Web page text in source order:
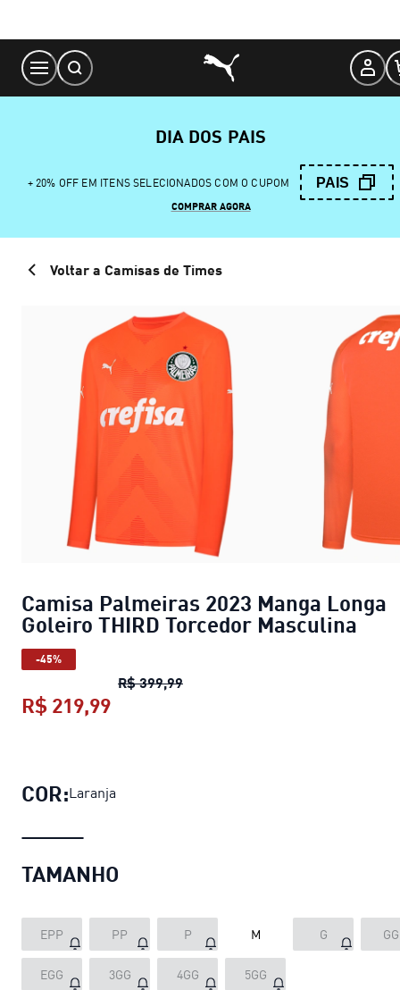
Content
DIA DOS PAIS
+ 20% OFF EM ITENS SELECIONADOS COM O CUPOM PAIS
COMPRAR AGORA
Voltar a Camisas de Times
Camisa Palmeiras 2023 Manga Longa
Goleiro THIRD Torcedor Masculina
-45%
R$ 399,99Camisa Palmeiras 2023 Manga
R$ 219,99
COR:Laranja
TAMANHO
EPP PP P M G GG
EGG 3GG 4GG 5GG